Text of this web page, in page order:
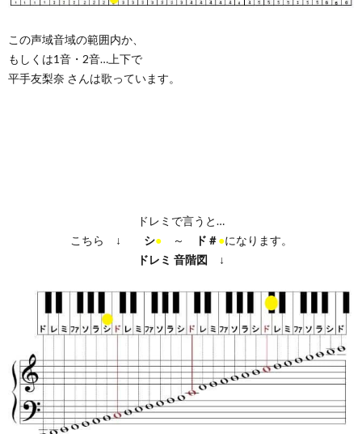
この声域音域の範囲内か、
もしくは1音・2音…上下で
平手友梨奈 さんは歌っています。
ドレミで言うと…
こちら ↓ シ●～ ド＃●になります。
ドレミ 音階図 ↓